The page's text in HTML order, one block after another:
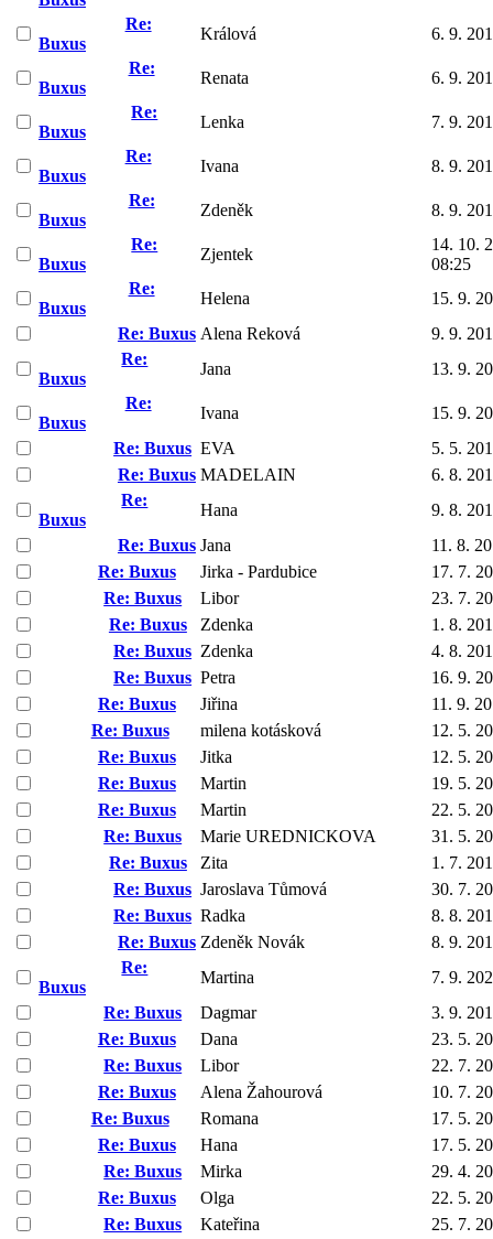
Re:
Buxus
Králová
6. 9.
Re:
Buxus
Renata
6. 9.
Re:
Buxus
Lenka
7. 9.
Re:
Buxus
Ivana
8. 9.
Re:
Buxus
Zdeněk
8. 9.
Re:
Buxus
Zjentek
14. 10.
08:25
Re:
Buxus
Helena
15. 9.
Re: Buxus Alena Reková
9. 9.
Re:
Buxus
Jana
13. 9.
Re:
Buxus
Ivana
15. 9.
Re: Buxus EVA
5. 5.
Re: Buxus MADELAIN
6. 8.
Re:
Buxus
Hana
9. 8.
Re: Buxus Jana
11. 8.
Re: Buxus
Jirka - Pardubice
17. 7.
Re: Buxus
Libor
23. 7.
Re: Buxus
Zdenka
1. 8.
Re: Buxus Zdenka
4. 8.
Re: Buxus Petra
16. 9.
Re: Buxus
Jiřina
11. 9.
Re: Buxus
milena kotásková
12. 5.
Re: Buxus
Jitka
12. 5.
Re: Buxus
Martin
19. 5.
Re: Buxus
Martin
22. 5.
Re: Buxus
Marie UREDNICKOVA
31. 5.
Re: Buxus
Zita
1. 7.
Re: Buxus Jaroslava Tůmová
30. 7.
Re: Buxus Radka
8. 8.
Re: Buxus Zdeněk Novák
8. 9.
Re:
Buxus
Martina
7. 9.
Re: Buxus
Dagmar
3. 9.
Re: Buxus
Dana
23. 5.
Re: Buxus
Libor
22. 7.
Re: Buxus
Alena Žahourová
10. 7.
Re: Buxus
Romana
17. 5.
Re: Buxus
Hana
17. 5.
Re: Buxus
Mirka
29. 4.
Re: Buxus
Olga
22. 5.
Re: Buxus
Kateřina
25. 7.